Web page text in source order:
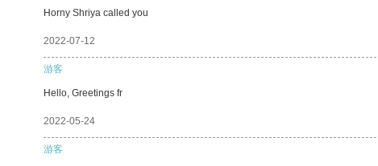
Horny Shriya called you
2022-07-12
游客
Hello, Greetings fr
2022-05-24
游客